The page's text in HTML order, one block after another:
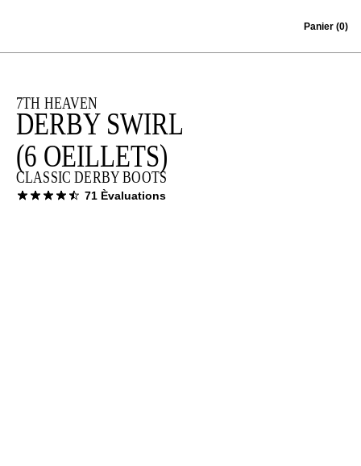
Panier (0)
7TH HEAVEN
DERBY SWIRL
(6 OEILLETS)
CLASSIC DERBY BOOTS
71 Èvaluations